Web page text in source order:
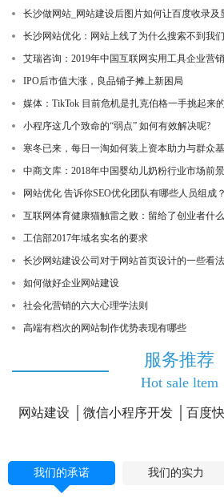
长沙做网站_网站建设后图片如何让百度收录及
长沙网站优化：网站上线了为什么搜索不到我
艾瑞咨询：2019年中国互联网实用工具企业营
IPO后市值大涨，良品铺子摊上新困局
媒体：TikTok 目前危机是扎克伯格一手挑起来的
小程序这几个致命的“弱点” 如何有效解决呢?
寒冬已来，每日一淘如何装上资本助力与群众
中商文库：2018年中国婴幼儿奶粉行业市场前
网站优化 告诉你SEO优化团队有哪些人员组成？
互联网体育健康猫触雷之败：留给了创业者什
工信部2017年域名实名的要求
长沙网站建设公司对于网站首页设计的一些看法
如何做好企业网站建设
社会化营销的六大心理学法则
高端有档次的网站制作优势表现有哪些
服务推荐
Hot sale ltem
网站建设 微信小程序开发 百度
我们的承诺 我们的实力